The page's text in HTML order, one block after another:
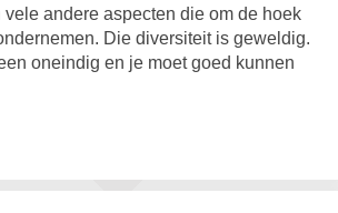
vele andere aspecten die om de hoek
Die diversiteit is geweldig.
oneindig en je moet goed kunnen